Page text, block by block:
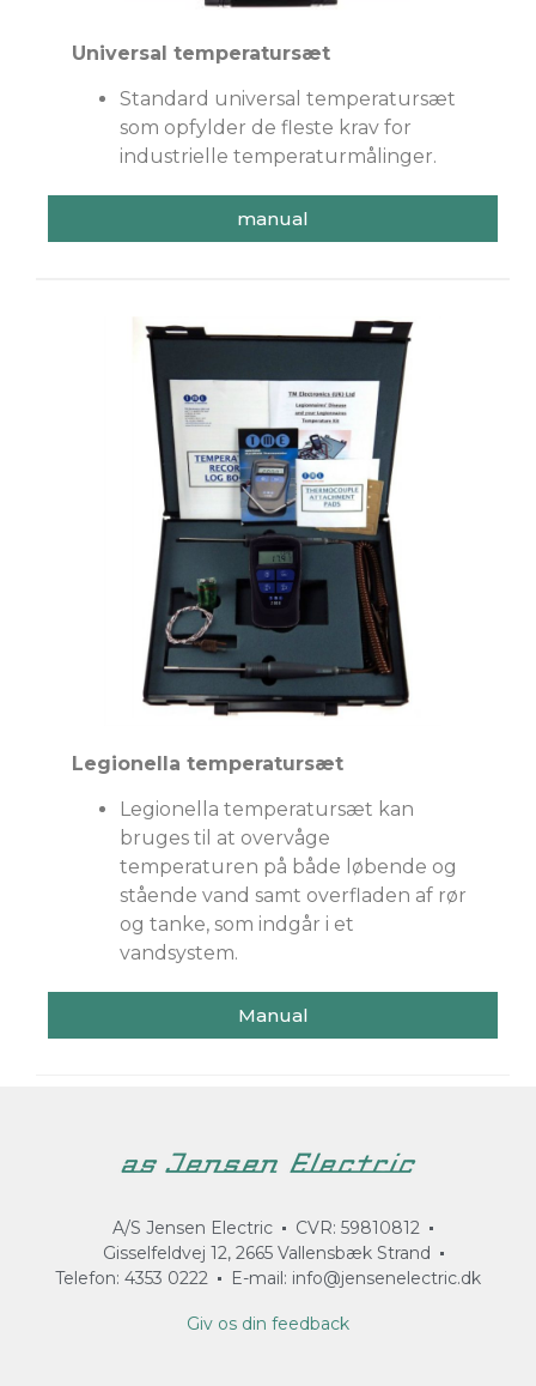
Universal temperatursæt
Standard universal temperatursæt
som opfylder de fleste krav for
industrielle temperaturmålinger.
manual
Legionella temperatursæt
Legionella temperatursæt kan
bruges til at overvåge
temperaturen på både løbende og
stående vand samt overfladen af rør
og tanke, som indgår i et
vandsystem.
Manual
A/S Jensen Electric
CVR: 59810812
Gisselfeldvej 12, 2665 Vallensbæk Strand
Telefon: 4353 0222
E-mail: info@jensenelectric.dk
Giv os din feedback